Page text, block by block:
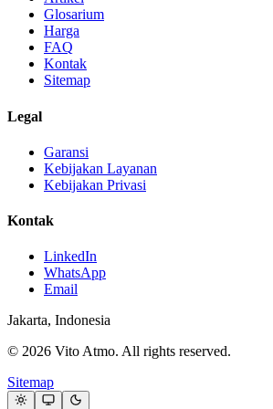
Glosarium
Harga
FAQ
Kontak
Sitemap
Legal
Garansi
Kebijakan Layanan
Kebijakan Privasi
Kontak
LinkedIn
WhatsApp
Email
Jakarta, Indonesia
© 2026 Vito Atmo. All rights reserved.
Sitemap